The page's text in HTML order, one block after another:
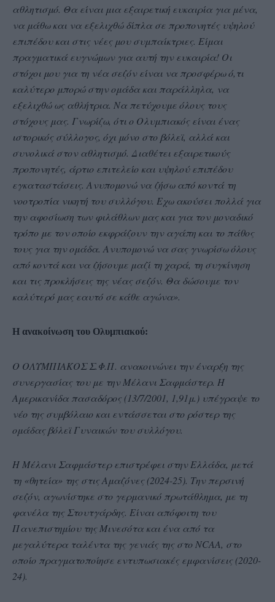
αθλητισμό. Θα είναι μια εξαιρετική ευκαιρία για μένα,
να μάθω και να εξελιχθώ δίπλα σε προπονητές υψηλού
επιπέδου και στις νέες μου συμπαίκτριες. Είμαι
πραγματικά ευγνώμων για αυτή την ευκαιρία! Οι
στόχοι μου για τη νέα σεζόν είναι να προσφέρω ό,τι
καλύτερο μπορώ στην ομάδα και παράλληλα, να
εξελιχθώ ως αθλήτρια. Να πετύχουμε όλους τους
στόχους μας. Γνωρίζω, ότι ο Ολυμπιακός είναι ένας
ιστορικός σύλλογος, όχι μόνο στο βόλεϊ, αλλά και
συνολικά στον αθλητισμό. Διαθέτει εξαιρετικούς
προπονητές, άρτιο επιτελείο και υψηλού επιπέδου
εγκαταστάσεις. Ανυπομονώ να ζήσω από κοντά τη
νοοτροπία νικητή του συλλόγου. Εχω ακούσει πολλά για
την αφοσίωση των φιλάθλων μας και για τον μοναδικό
τρόπο με τον οποίο εκφράζουν την αγάπη και το πάθος
τους για την ομάδα. Ανυπομονώ να σας γνωρίσω όλους
από κοντά και να ζήσουμε μαζί τη χαρά, τη συγκίνηση
και τις προκλήσεις της νέας σεζόν. Θα δώσουμε τον
καλύτερό μας εαυτό σε κάθε αγώνα».
Η ανακοίνωση του Ολυμπιακού:
Ο ΟΛΥΜΠΙΑΚΟΣ Σ.Φ.Π. ανακοινώνει την έναρξη της
συνεργασίας του με την Μέλανι Σαφμάστερ. Η
Αμερικανίδα πασαδόρος (13/7/2001, 1,91μ.) υπέγραψε το
νέο της συμβόλαιο και εντάσσεται στο ρόστερ της
ομάδας βόλεϊ Γυναικών του συλλόγου.
Η Μέλανι Σαφμάστερ επιστρέφει στην Ελλάδα, μετά
τη «θητεία» της στις Αμαζόνες (2024-25). Την περσινή
σεζόν, αγωνίστηκε στο γερμανικό πρωτάθλημα, με τη
φανέλα της Στουτγάρδης. Είναι απόφοιτη του
Πανεπιστημίου της Μινεσότα και ένα από τα
μεγαλύτερα ταλέντα της γενιάς της στο ΝCAA, στο
οποίο πραγματοποίησε εντυπωσιακές εμφανίσεις (2020-
24).